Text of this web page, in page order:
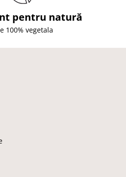
pentru natură
100% vegetala